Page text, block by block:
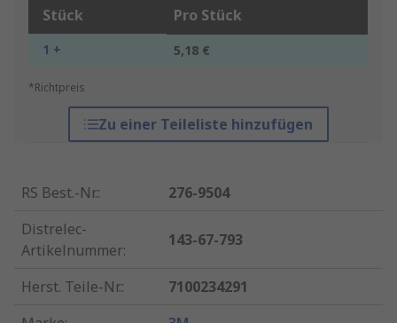
Stück Pro Stück
1 + 5,18 €
*Richtpreis
Zu einer Teileliste hinzufügen
RS Best.-Nr.:
276-9504
Distrelec-
Artikelnummer:
143-67-793
Herst. Teile-Nr.:
7100234291